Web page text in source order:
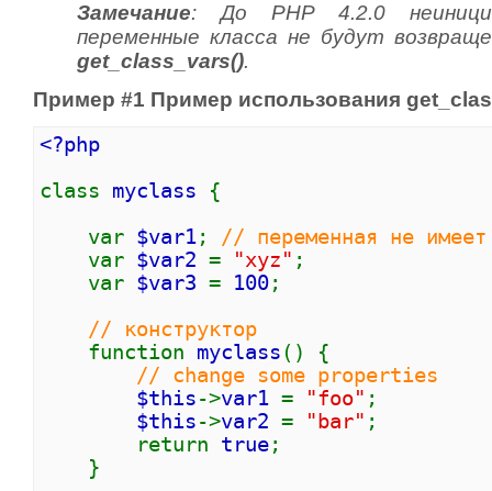
Замечание: До PHP 4.2.0
переменные класса не будут
get_class_vars().
Пример #1 Пример использования
<?php
class myclass {
var $var1; // переменная не
var $var2 = "xyz" ;
var $var3 = 100;
// конструктор
function myclass () {
// change some properties
$this->var1 = "foo" ;
$this->var2 = "bar" ;
return true;
}